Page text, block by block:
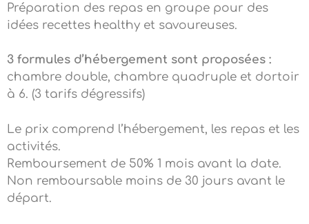
Préparation des repas en groupe pour des
idées recettes healthy et savoureuses.
3 formules d’hébergement sont proposées :
chambre double, chambre quadruple et dortoir
à 6. (3 tarifs dégressifs)
Le prix comprend l’hébergement, les repas et les
activités.
Remboursement de 50% 1 mois avant la date.
Non remboursable moins de 30 jours avant le
départ.